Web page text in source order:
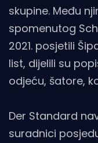
skupine. Među
spomenutog
2021. posjetili
list, dijelili su
odjeću, šatore,
Der Standard
suradnici